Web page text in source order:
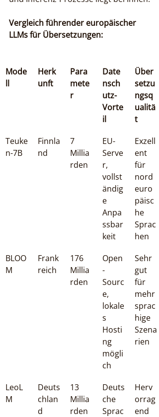
Vergleich führender europäischer
LLMs für Übersetzungen:
Mode
ll
Herk
unft
Para
mete
r
Date
nsch
utz-
Vorte
il
Über
setzu
ngsq
ualitä
t
Teuke
n-7B
Finnla
nd
7
Millia
rden
EU-
Serve
r,
vollst
ändig
e
Anpa
ssbar
keit
Exzell
ent
für
nord
euro
päisc
he
Sprac
hen
BLOO
M
Frank
reich
176
Millia
rden
Open
-
Sourc
e,
lokale
s
Hosti
ng
mögli
ch
Sehr
gut
für
mehr
sprac
hige
Szena
rien
LeoL
M
Deuts
chlan
d
13
Millia
rden
Deuts
che
Sprac
Herv
orrag
end